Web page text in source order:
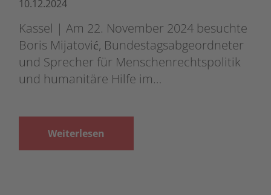
10.12.2024
Kassel | Am 22. November 2024 besuchte
Boris Mijatović, Bundestagsabgeordneter
und Sprecher für Menschenrechtspolitik
und humanitäre Hilfe im…
Weiterlesen